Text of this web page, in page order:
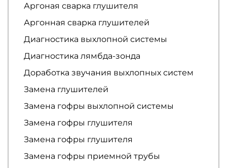
Аргоная сварка глушителя
Аргонная сварка глушителей
Диагностика выхлопной системы
Диагностика лямбда-зонда
Доработка звучания выхлопных систем
Замена глушителей
Замена гофры выхлопной системы
Замена гофры глушителя
Замена гофры глушителя
Замена гофры приемной трубы